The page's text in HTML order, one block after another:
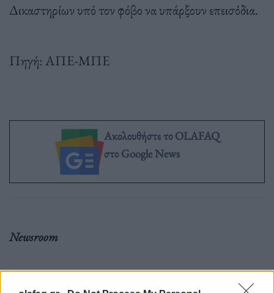
Δικαστηρίων υπό τον φόβο να υπάρξουν επεισόδια.
Πηγή: ΑΠΕ-ΜΠΕ
Ακολουθήστε το OLAFAQ
στο Google News
Newsroom
Θεσσαλονίκη